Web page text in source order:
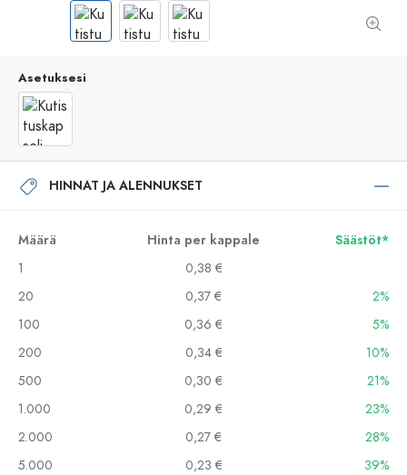
Asetuksesi
HINNAT JA ALENNUKSET
Määrä Hinta per kappale
Säästöt*
1
0,38 €
20
0,37 €
2%
100
0,36 €
5%
200
0,34 €
10%
500
0,30 €
21%
1.000
0,29 €
23%
2.000
0,27 €
28%
5.000
0,23 € 39%